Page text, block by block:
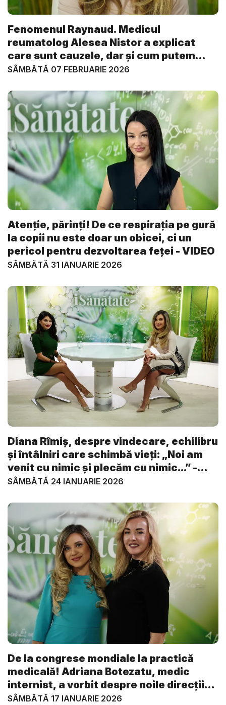
Fenomenul Raynaud. Medicul
reumatolog Alesea Nistor a explicat
care sunt cauzele, dar și cum putem
evi...
SÂMBĂTĂ 07 FEBRUARIE 2026
Atenție, părinți! De ce respirația pe gură
la copii nu este doar un obicei, ci un
pericol pentru dezvoltarea feței - VIDEO
SÂMBĂTĂ 31 IANUARIE 2026
Diana Rîmiș, despre vindecare, echilibru
și întâlniri care schimbă vieți: „Noi am
venit cu nimic și plecăm cu nimic...” -
VI...
SÂMBĂTĂ 24 IANUARIE 2026
De la congrese mondiale la practică
medicală! Adriana Botezatu, medic
internist, a vorbit despre noile direcții
în...
SÂMBĂTĂ 17 IANUARIE 2026